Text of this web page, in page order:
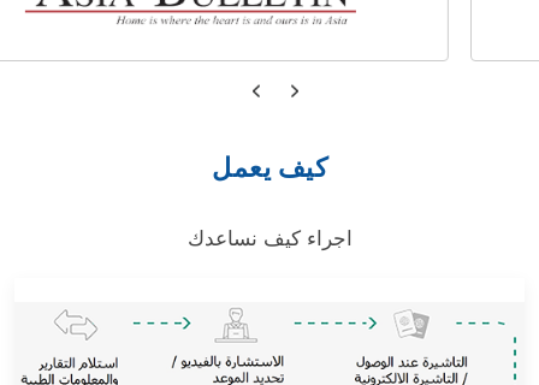
كيف يعمل
اجراء كيف نساعدك